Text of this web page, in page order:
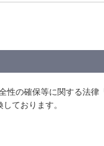
性の確保等に関する法律
ております。